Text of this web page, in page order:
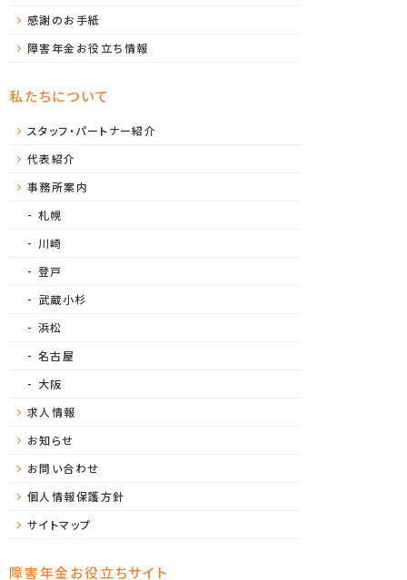
感謝のお手紙
障害年金お役立ち情報
私たちについて
スタッフ・パートナー紹介
代表紹介
事務所案内
札幌
川崎
登戸
武蔵小杉
浜松
名古屋
大阪
求人情報
お知らせ
お問い合わせ
個人情報保護方針
サイトマップ
障害年金お役立ちサイト